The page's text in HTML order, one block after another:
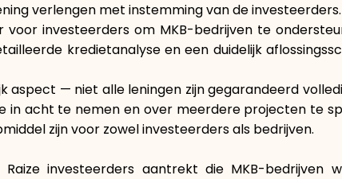
verlengen met instemming van de investeerders.
investeerders om MKB-bedrijven te
kredietanalyse en een duidelijk
aspect — niet alle leningen zijn gegarandeerd
in acht te nemen en over meerdere projecten te
zijn voor zowel investeerders als bedrijven.
investeerders aantrekt die MKB-bedrijven